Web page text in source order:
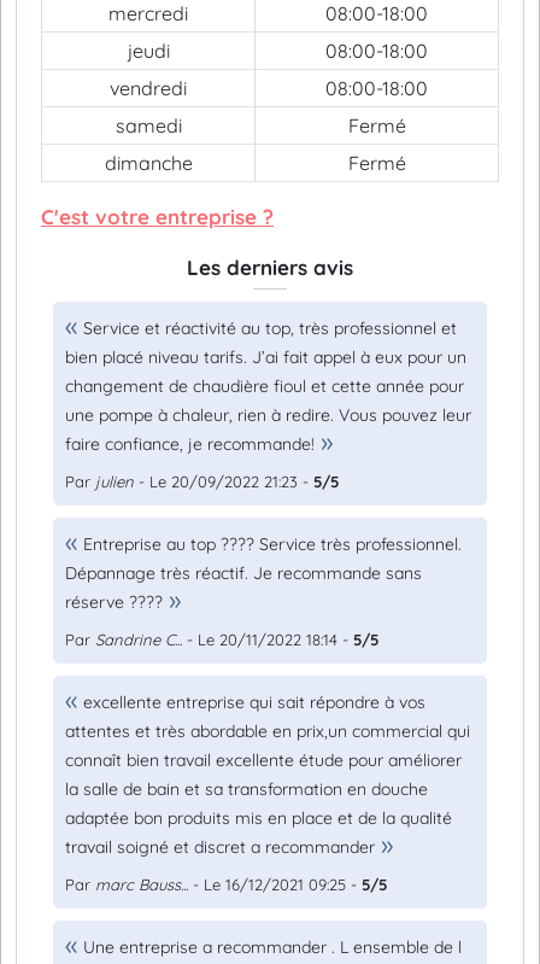
mercredi
08:00-18:00
jeudi
08:00-18:00
vendredi
08:00-18:00
samedi
Fermé
dimanche
Fermé
C'est votre entreprise ?
Les derniers avis
Service et réactivité au top, très professionnel et
bien placé niveau tarifs. J’ai fait appel à eux pour un
changement de chaudière fioul et cette année pour
une pompe à chaleur, rien à redire. Vous pouvez leur
faire confiance, je recommande!
Par julien - Le 20/09/2022 21:23 - 5/5
Entreprise au top ???? Service très professionnel.
Dépannage très réactif. Je recommande sans
réserve ????
Par Sandrine C... - Le 20/11/2022 18:14 - 5/5
excellente entreprise qui sait répondre à vos
attentes et très abordable en prix,un commercial qui
connaît bien travail excellente étude pour améliorer
la salle de bain et sa transformation en douche
adaptée bon produits mis en place et de la qualité
travail soigné et discret a recommander
Par marc Bauss... - Le 16/12/2021 09:25 - 5/5
Une entreprise a recommander . L ensemble de l